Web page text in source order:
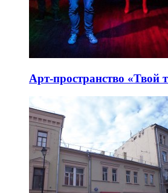
Арт-пространство «Твой